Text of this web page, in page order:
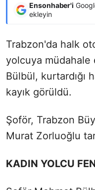
Ensonhaber'i
ekleyin
Trabzon'da halk
yolcuya
Bülbül, kurtardığı
kayık görüldü.
Şoför, Trabzon
Murat Zorluoğlu
KADIN YOLCU